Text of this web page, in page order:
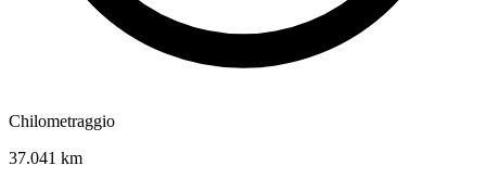
Chilometraggio
37.041 km